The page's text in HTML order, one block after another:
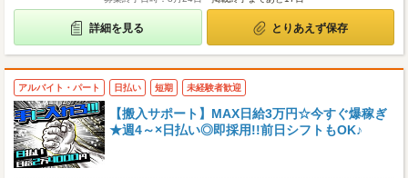
詳細を見る とりあえず保存
アルバイト・パート 日払い 短期 未経験者歓迎
【搬入サポート】MAX日給3万円☆今すぐ爆稼ぎ
★週4～×日払い◎即採用!!前日シフトもOK♪